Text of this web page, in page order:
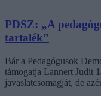
PDSZ: „A
tartalék”
Bár a Pedagógusok
támogatja Lannert Judit
javaslatcsomagját, de